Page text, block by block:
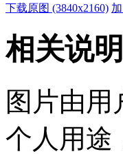
下载原图 (3840x2160)
相关说明
图片由
个人用途